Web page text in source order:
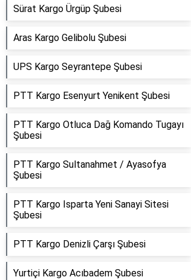
Sürat Kargo Ürgüp Şubesi
Aras Kargo Gelibolu Şubesi
UPS Kargo Seyrantepe Şubesi
PTT Kargo Esenyurt Yenikent Şubesi
PTT Kargo Otluca Dağ Komando Tugayı
Şubesi
PTT Kargo Sultanahmet / Ayasofya
Şubesi
PTT Kargo Isparta Yeni Sanayi Sitesi
Şubesi
PTT Kargo Denizli Çarşı Şubesi
Yurtiçi Kargo Acıbadem Şubesi